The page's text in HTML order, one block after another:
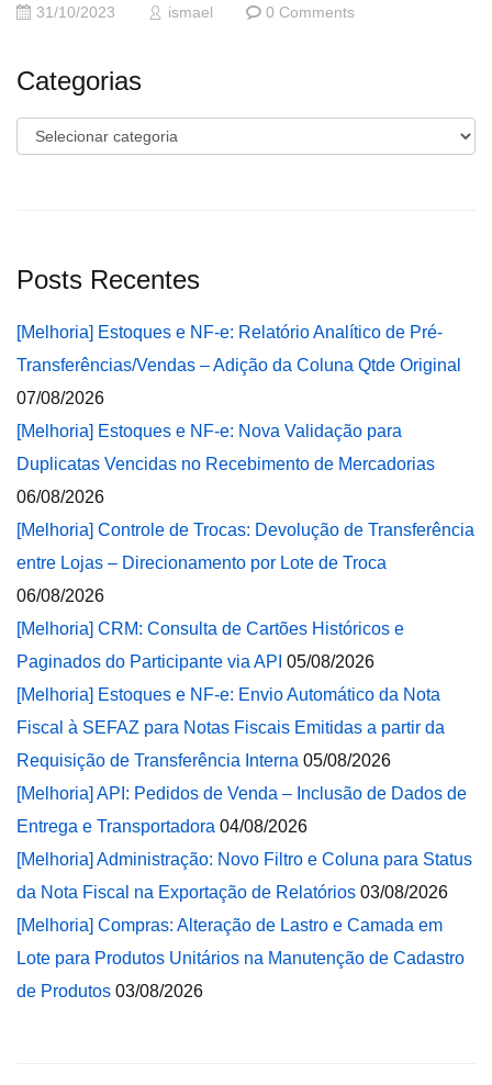
31/10/2023 ismael 0 Comments
Categorias
Categorias
Posts Recentes
[Melhoria] Estoques e NF-e: Relatório Analítico de Pré-
Transferências/Vendas – Adição da Coluna Qtde Original
07/08/2026
[Melhoria] Estoques e NF-e: Nova Validação para
Duplicatas Vencidas no Recebimento de Mercadorias
06/08/2026
[Melhoria] Controle de Trocas: Devolução de Transferência
entre Lojas – Direcionamento por Lote de Troca
06/08/2026
[Melhoria] CRM: Consulta de Cartões Históricos e
Paginados do Participante via API 05/08/2026
[Melhoria] Estoques e NF-e: Envio Automático da Nota
Fiscal à SEFAZ para Notas Fiscais Emitidas a partir da
Requisição de Transferência Interna 05/08/2026
[Melhoria] API: Pedidos de Venda – Inclusão de Dados de
Entrega e Transportadora 04/08/2026
[Melhoria] Administração: Novo Filtro e Coluna para Status
da Nota Fiscal na Exportação de Relatórios 03/08/2026
[Melhoria] Compras: Alteração de Lastro e Camada em
Lote para Produtos Unitários na Manutenção de Cadastro
de Produtos 03/08/2026